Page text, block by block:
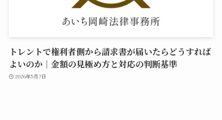
トレントで権利者側から請求書が届いたらどうすれば
よいのか｜金額の見極め方と対応の判断基準
2026年5月7日